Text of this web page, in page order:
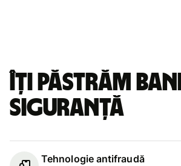
Îți păstrăm
siguranță
Tehnologie antifraudă